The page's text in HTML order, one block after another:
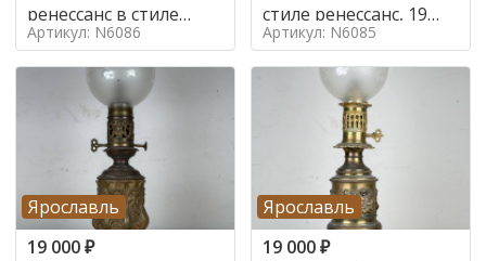
ренессанс в стиле
ренессанс,
Артикул: N6086
стиле ренессанс, 19
век
Артикул: N6085
Ярославль
19 000₽
Ярославль
19 000₽